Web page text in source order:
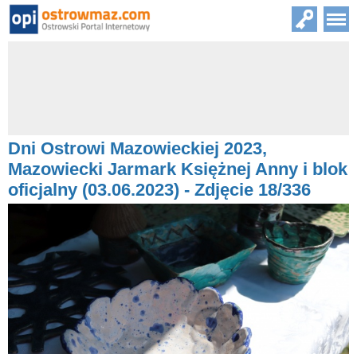
Dni Ostrowi Mazowieckiej 2023,
Mazowiecki Jarmark Księżnej Anny i blok
oficjalny (03.06.2023) - Zdjęcie 18/336